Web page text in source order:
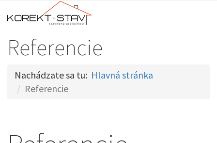
Referencie
Nachádzate sa tu: Hlavná stránka
Referencie